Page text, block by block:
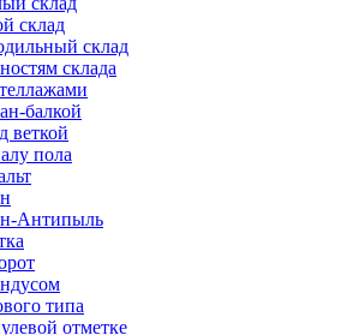
склад
склад
склада
балкой
веткой
пола
Антипыль
типа
отметке